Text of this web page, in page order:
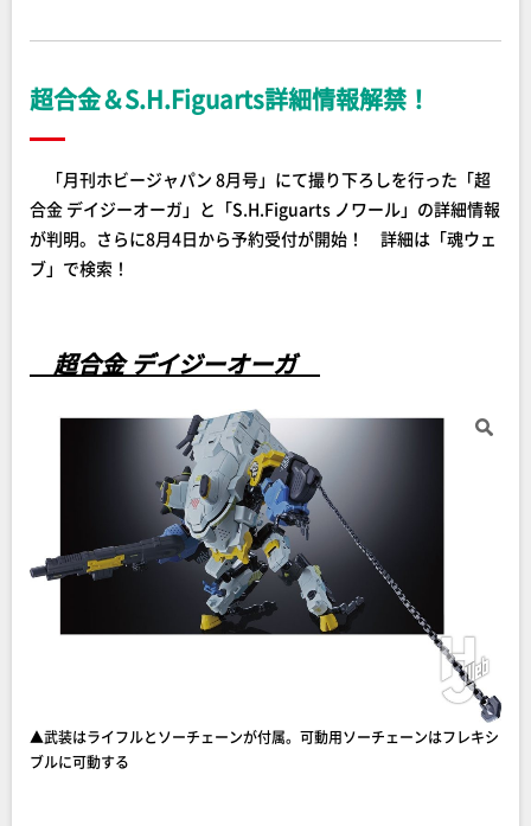
超合金＆S.H.Figuarts詳細情報解禁！
「月刊ホビージャパン 8月号」にて撮り下ろしを行った「超
合金 デイジーオーガ」と「S.H.Figuarts ノワール」の詳細情報
が判明。さらに8月4日から予約受付が開始！ 詳細は「魂ウェ
ブ」で検索！
超合金 デイジーオーガ
▲武装はライフルとソーチェーンが付属。可動用ソーチェーンはフレキシ
ブルに可動する